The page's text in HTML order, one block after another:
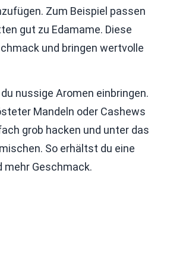
Zum Beispiel passen
gut zu Edamame. Diese
und bringen wertvolle
nussige Aromen einbringen.
Mandeln oder Cashews
grob hacken und unter das
So erhältst du eine
mehr Geschmack.